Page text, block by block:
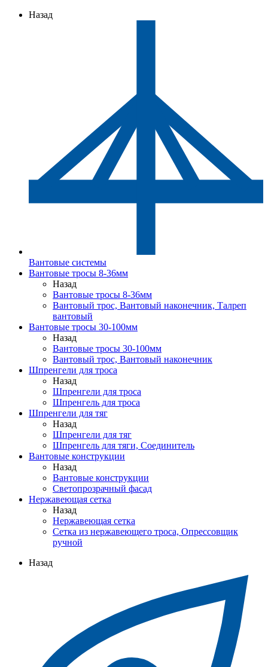
Назад
Вантовые системы
Вантовые тросы 8-36мм
Назад
Вантовые тросы 8-36мм
Вантовый трос, Вантовый наконечник, Талреп
вантовый
Вантовые тросы 30-100мм
Назад
Вантовые тросы 30-100мм
Вантовый трос, Вантовый наконечник
Шпренгели для троса
Назад
Шпренгели для троса
Шпренгель для троса
Шпренгели для тяг
Назад
Шпренгели для тяг
Шпренгель для тяги, Соединитель
Вантовые конструкции
Назад
Вантовые конструкции
Светопрозрачный фасад
Нержавеющая сетка
Назад
Нержавеющая сетка
Сетка из нержавеющего троса, Опрессовщик
ручной
Назад